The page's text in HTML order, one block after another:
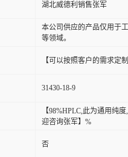
湖北威德利销售张军
本公司供应的产品仅用于
等领域。
【可以按照客户的需求定制
31430-18-9
【98%HPLC,此为通用纯
迎咨询张军】%
否